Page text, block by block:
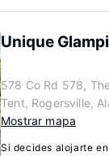
Unique
578 Co Rd 578,
Tent, Rogersville,
Mostrar mapa
Si decides alojarte